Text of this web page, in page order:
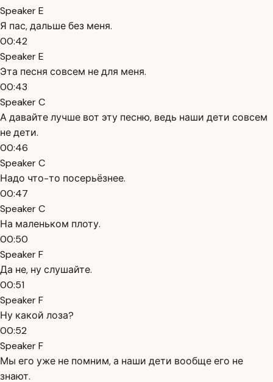
Speaker E
Я пас, дальше без меня.
00:42
Speaker E
Эта песня совсем не для меня.
00:43
Speaker C
А давайте лучше вот эту песню, ведь наши дети совсем
не дети.
00:46
Speaker C
Надо что-то посерьёзнее.
00:47
Speaker C
На маленьком плоту.
00:50
Speaker F
Да не, ну слушайте.
00:51
Speaker F
Ну какой лоза?
00:52
Speaker F
Мы его уже не помним, а наши дети вообще его не
знают.